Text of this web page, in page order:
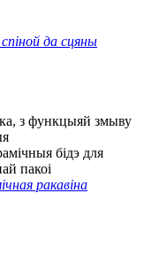
да сцяны
з функцыяй змыву
бідэ для
пакоі
ракавіна